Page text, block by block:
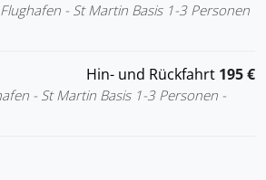
- St Martin Basis 1-3 Personen
- St Martin Basis 1-3 Personen -
Hin- und Rückfahrt 195 €